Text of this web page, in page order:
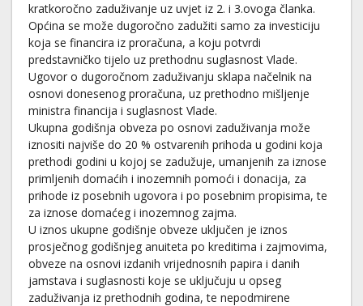
kratkoročno zaduživanje uz uvjet iz 2. i 3.ovoga članka.
Općina se može dugoročno zadužiti samo za investiciju
koja se financira iz proračuna, a koju potvrdi
predstavničko tijelo uz prethodnu suglasnost Vlade.
Ugovor o dugoročnom zaduživanju sklapa načelnik na
osnovi donesenog proračuna, uz prethodno mišljenje
ministra financija i suglasnost Vlade.
Ukupna godišnja obveza po osnovi zaduživanja može
iznositi najviše do 20 % ostvarenih prihoda u godini koja
prethodi godini u kojoj se zadužuje, umanjenih za iznose
primljenih domaćih i inozemnih pomoći i donacija, za
prihode iz posebnih ugovora i po posebnim propisima, te
za iznose domaćeg i inozemnog zajma.
U iznos ukupne godišnje obveze uključen je iznos
prosječnog godišnjeg anuiteta po kreditima i zajmovima,
obveze na osnovi izdanih vrijednosnih papira i danih
jamstava i suglasnosti koje se uključuju u opseg
zaduživanja iz prethodnih godina, te nepodmirene